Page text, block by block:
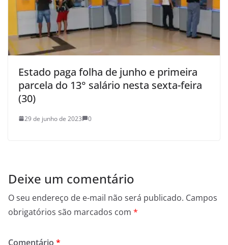
Estado paga folha de junho e primeira
parcela do 13° salário nesta sexta-feira
(30)
29 de junho de 2023 0
Deixe um comentário
O seu endereço de e-mail não será publicado. Campos
obrigatórios são marcados com *
Comentário *